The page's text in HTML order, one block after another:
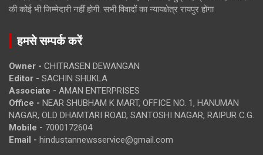
की कोई भी जिम्मेदारी नहीं होगी. सभी विवादों का न्यायक्षेत्र रायपुर होगा
हमसे सम्पर्क करें
Owner - CHITRASEN DEWANGAN
Editor - SACHIN SHUKLA
Associate - AMAN ENTERPRISES
Office - NEAR SHUBHAM K MART, OFFICE NO. 1, HANUMAN
NAGAR, OLD DHAMTARI ROAD, SANTOSHI NAGAR, RAIPUR C.G.
Mobile - 7000172604
Email - hindustannewsservice@gmail.com